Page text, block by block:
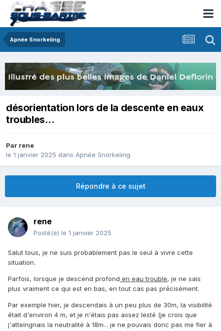
Apnée Snorkeling
désorientation lors de la descente en eaux
troubles...
Par rene
le 1 janvier 2025 dans Apnée Snorkeling
Répondre à ce sujet
rene
Posté(e) le 1 janvier 2025
Salut tous, je ne suis probablement pas le seul à vivre cette
situation.
Parfois, lorsque je descend profond en eau trouble, je ne sais
plus vraiment ce qui est en bas, en tout cas pas précisément.
Par exemple hier, je descendais à un peu plus de 30m, la visibilité
était d'environ 4 m, et je n'étais pas assez lesté (je crois que
j'atteingnais la neutralité à 18m... je ne pouvais donc pas me fier à